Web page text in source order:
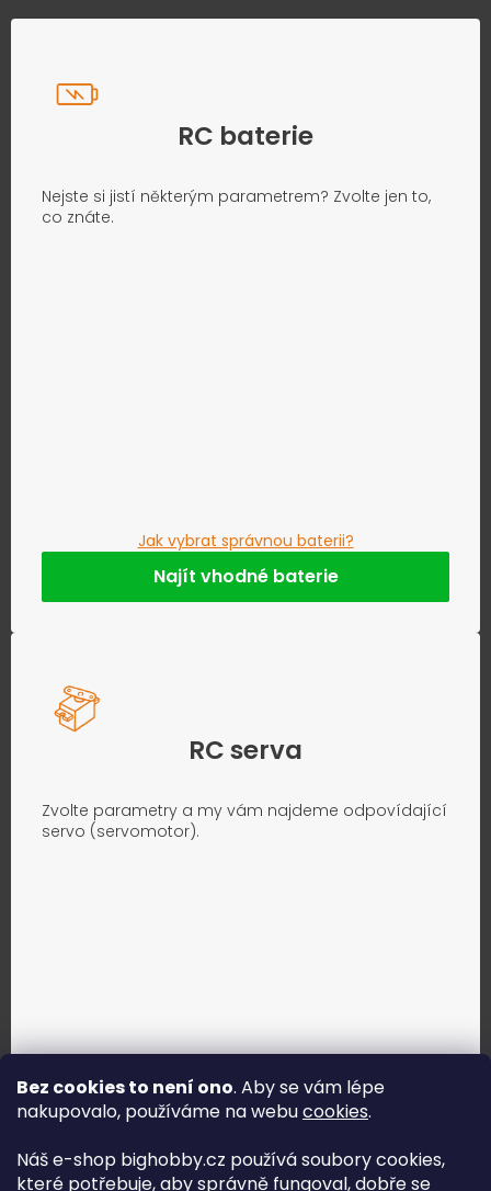
Bez cookies to není ono. Aby se vám lépe
nakupovalo, používáme na webucookies.
Náš e-shop bighobby.cz používá soubory cookies,
které potřebuje, aby správně fungoval, dobře se
RC baterie
Nejste si jistí některým parametrem? Zvolte jen to,
co znáte.
Jak vybrat správnou baterii?
Najít vhodné baterie
RC serva
Zvolte parametry a my vám najdeme odpovídající
servo (servomotor).
Jak vybrat správné servo?